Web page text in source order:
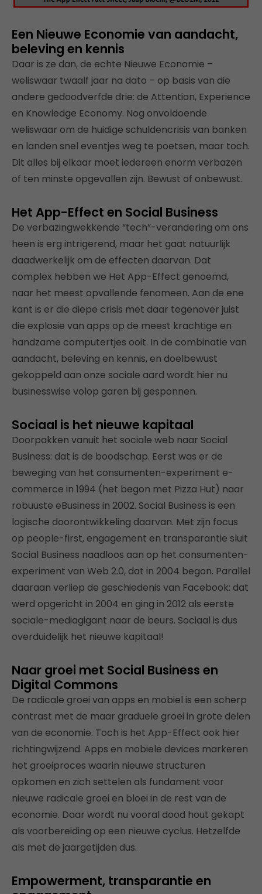
Een Nieuwe Economie van aandacht,
beleving en kennis
Daar is ze dan, de echte Nieuwe Economie –
weliswaar twaalf jaar na dato – op basis van die
andere gedoodverfde drie: de Attention, Experience
en Knowledge Economy. Nog onvoldoende
weliswaar om de huidige schuldencrisis van banken
en landen snel eventjes weg te poetsen, maar toch.
Dit alles bij elkaar moet iedereen enorm verbazen
of ten minste opgevallen zijn. Bewust of onbewust.
Het App-Effect en Social Business
De verbazingwekkende “tech”-verandering om ons
heen is erg intrigerend, maar het gaat natuurlijk
daadwerkelijk om de effecten daarvan. Dat
complex hebben we Het App-Effect genoemd,
naar het meest opvallende fenomeen. Aan de ene
kant is er die diepe crisis met daar tegenover juist
die explosie van apps op de meest krachtige en
handzame computertjes ooit. In de combinatie van
aandacht, beleving en kennis, en doelbewust
gekoppeld aan onze sociale aard wordt hier nu
businesswise volop garen bij gesponnen.
Sociaal is het nieuwe kapitaal
Doorpakken vanuit het sociale web naar Social
Business: dat is de boodschap. Eerst was er de
beweging van het consumenten-experiment e-
commerce in 1994 (het begon met Pizza Hut) naar
robuuste eBusiness in 2002. Social Business is een
logische doorontwikkeling daarvan. Met zijn focus
op people-first, engagement en transparantie sluit
Social Business naadloos aan op het consumenten-
experiment van Web 2.0, dat in 2004 begon. Parallel
daaraan verliep de geschiedenis van Facebook: dat
werd opgericht in 2004 en ging in 2012 als eerste
sociale-mediagigant naar de beurs. Sociaal is dus
overduidelijk het nieuwe kapitaal!
Naar groei met Social Business en
Digital Commons
De radicale groei van apps en mobiel is een scherp
contrast met de maar graduele groei in grote delen
van de economie. Toch is het App-Effect ook hier
richtingwijzend. Apps en mobiele devices markeren
het groeiproces waarin nieuwe structuren
opkomen en zich settelen als fundament voor
nieuwe radicale groei en bloei in de rest van de
economie. Daar wordt nu vooral dood hout gekapt
als voorbereiding op een nieuwe cyclus. Hetzelfde
als met de jaargetijden dus.
Empowerment, transparantie en